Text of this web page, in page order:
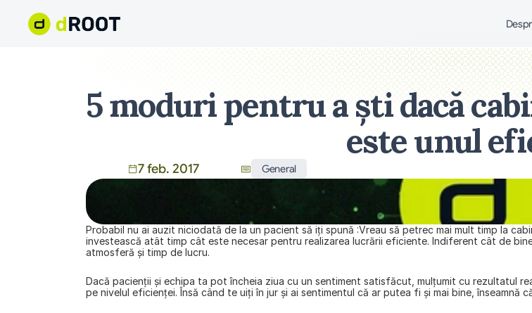
5 moduri pentru a ști dacă
este unul
7 feb. 2017 General
Probabil nu ai auzit niciodată de la un pacient să iți spună :Vreau să petrec mai mult timp la
investească atât timp cât este necesar pentru realizarea lucrării eficiente. Indiferent cât de
atmosferă și timp de lucru.
Dacă pacienții și echipa ta pot încheia ziua cu un sentiment satisfăcut, mulțumit cu rezultatul
pe nivelul eficienței. Însă când te uiți în jur și ai sentimentul că ar putea fi și mai bine, înseamnă